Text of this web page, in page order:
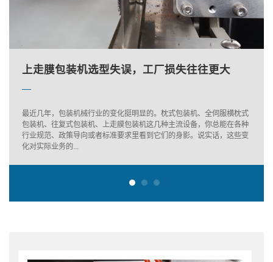
绍兴蔬菜包装机的维护保养
上走膜包装机选型失误，工厂损失往往更大
最近几年，包装机械行业的变化挺明显的。枕式包装机、全伺服横枕式
包装机、往复式包装机、上走膜包装机这几种主流设备，你总能在各种
行业规范、政策导向或者标准要求里看到它们的身影。说实话，这些变
化对实际业务的...
下走膜枕式机：面包包装里的隐形高手
绍兴蔬菜包装机的维护保养
上走膜包装机选型失误，工厂损失往往更大